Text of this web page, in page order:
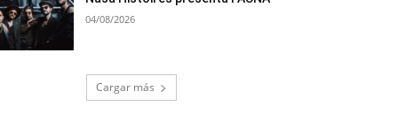
04/08/2026
Cargar más